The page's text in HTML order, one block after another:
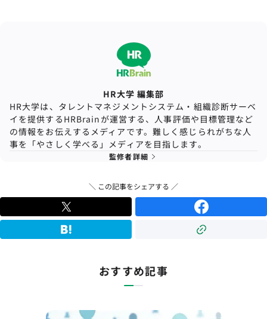
HR大学 編集部
HR大学は、タレントマネジメントシステム・組織診断サーベ
イを提供するHRBrainが運営する、人事評価や目標管理など
の情報をお伝えするメディアです。難しく感じられがちな人
事を「やさしく学べる」メディアを目指します。
監修者詳細
＼ この記事をシェアする ／
おすすめ記事